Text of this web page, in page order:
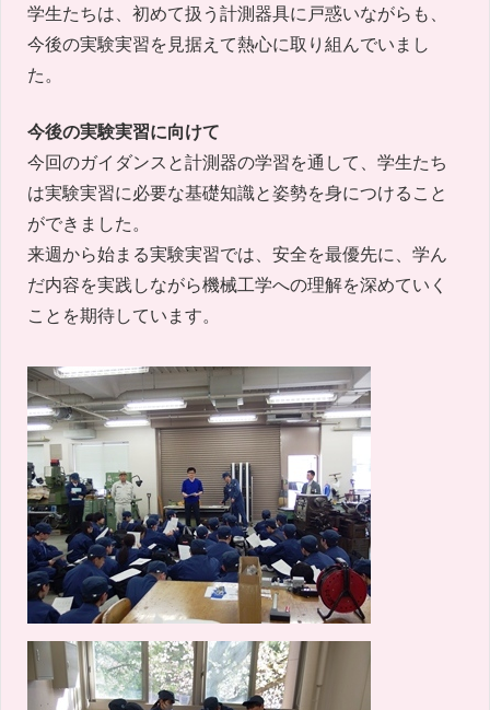
学生たちは、初めて扱う計測器具に戸惑いながらも、
今後の実験実習を見据えて熱心に取り組んでいまし
た。
今後の実験実習に向けて
今回のガイダンスと計測器の学習を通して、学生たち
は実験実習に必要な基礎知識と姿勢を身につけること
ができました。
来週から始まる実験実習では、安全を最優先に、学ん
だ内容を実践しながら機械工学への理解を深めていく
ことを期待しています。